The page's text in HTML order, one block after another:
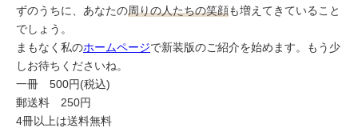
ずのうちに、あなたの周りの人たちの笑顔も増えてきていること
でしょう。
まもなく私のホームページで新装版のご紹介を始めます。もう少
しお待ちくださいね。
一冊 500円(税込)
郵送料 250円
4冊以上は送料無料